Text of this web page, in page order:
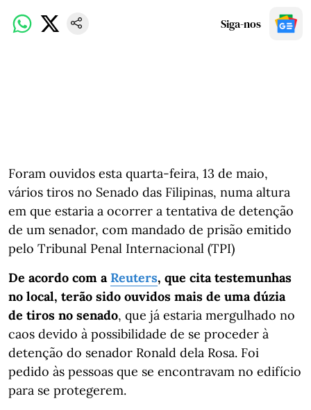
Siga-nos
Foram ouvidos esta quarta-feira, 13 de maio,
vários tiros no Senado das Filipinas, numa altura
em que estaria a ocorrer a tentativa de detenção
de um senador, com mandado de prisão emitido
pelo Tribunal Penal Internacional (TPI)
De acordo com a Reuters, que cita testemunhas
no local, terão sido ouvidos mais de uma dúzia
de tiros no senado, que já estaria mergulhado no
caos devido à possibilidade de se proceder à
detenção do senador Ronald dela Rosa. Foi
pedido às pessoas que se encontravam no edifício
para se protegerem.